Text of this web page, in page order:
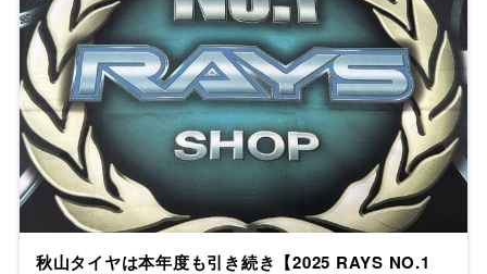
秋山タイヤは本年度も引き続き【2025 RAYS NO.1